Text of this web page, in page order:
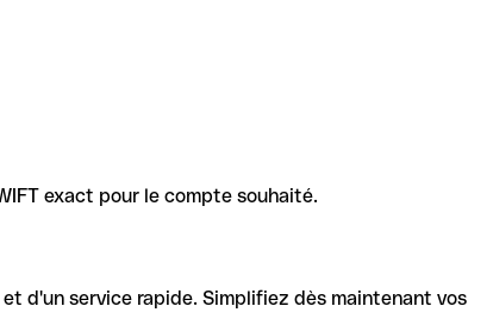
exact pour le compte souhaité.
d'un service rapide. Simplifiez dès maintenant vos